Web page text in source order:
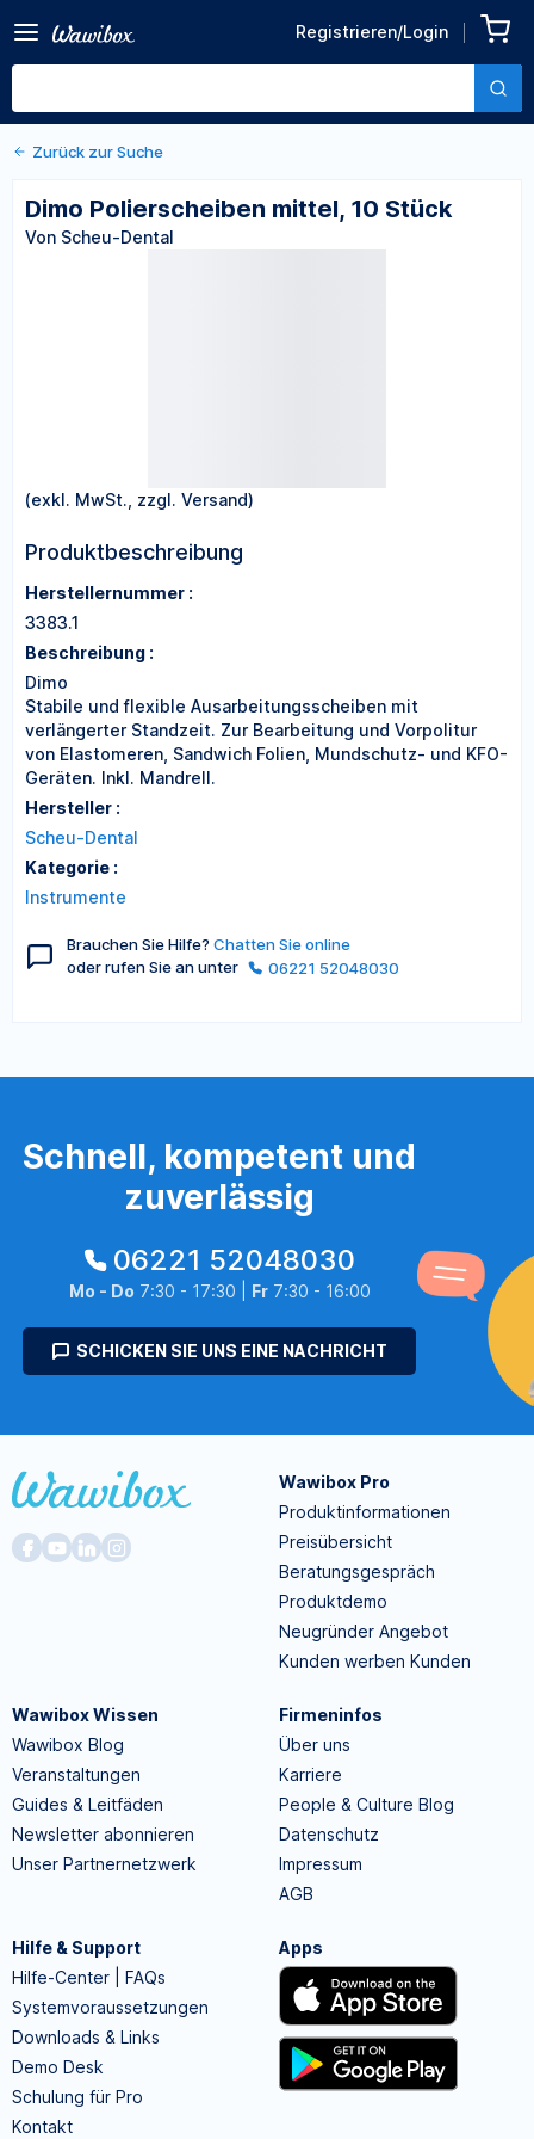
Registrieren/Login
10 Stück
Von Scheu-Dental
Zurück zu den Produktdetails
Zurück zur Suche
Dimo Polierscheiben mittel, 10 Stück
Von Scheu-Dental
(exkl. MwSt., zzgl. Versand)
Produktbeschreibung
Herstellernummer :
3383.1
Beschreibung :
Dimo
Stabile und flexible Ausarbeitungsscheiben mit
verlängerter Standzeit. Zur Bearbeitung und Vorpolitur
von Elastomeren, Sandwich Folien, Mundschutz- und KFO-
Geräten. Inkl. Mandrell.
Hersteller :
Scheu-Dental
Kategorie :
Instrumente
Brauchen Sie Hilfe? Chatten Sie online
oder rufen Sie an unter
06221 52048030
Schnell, kompetent und
zuverlässig
06221 52048030
Mo - Do 7:30 - 17:30 | Fr7:30 - 16:00
SCHICKEN SIE UNS EINE NACHRICHT
Wawibox Pro
Produktinformationen
Preisübersicht
Beratungsgespräch
Produktdemo
Neugründer Angebot
Kunden werben Kunden
Wawibox Wissen
Wawibox Blog
Veranstaltungen
Guides & Leitfäden
Newsletter abonnieren
Unser Partnernetzwerk
Firmeninfos
Über uns
Karriere
People & Culture Blog
Datenschutz
Impressum
AGB
Hilfe & Support
Hilfe-Center | FAQs
Systemvoraussetzungen
Downloads & Links
Demo Desk
Schulung für Pro
Kontakt
Apps